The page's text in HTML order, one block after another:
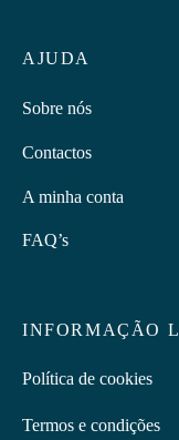
AJUDA
Sobre nós
Contactos
A minha conta
FAQ’s
INFORMAÇÃO
Política de cookies
Termos e condições